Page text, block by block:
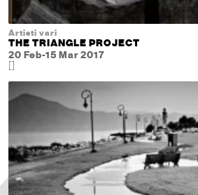
Artisti vari
THE TRIANGLE PROJECT
20 Feb-15 Mar 2017
[]